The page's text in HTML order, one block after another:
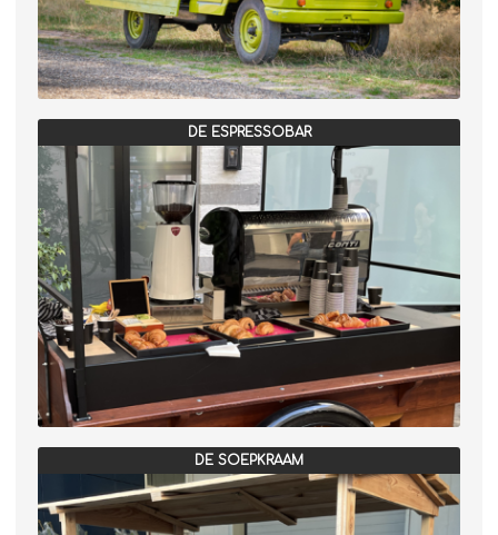
Stroopwafelkraam
Sinaasappelpers
Suikerspinmachine
Wafelkraam
Winterkraam
Winterhuisje
DE ESPRESSOBAR
DE SOEPKRAAM